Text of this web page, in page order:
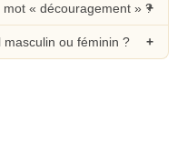
« découragement » ?
ou féminin ?